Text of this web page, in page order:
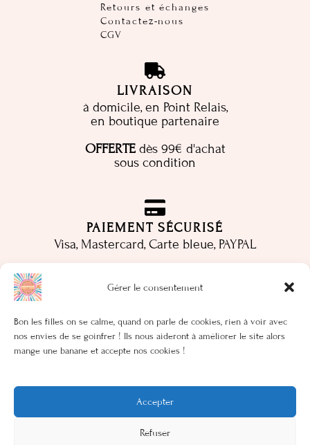
Gérer le consentement
Bon les filles on se calme, quand on parle de cookies, rien à voir avec
nos envies de se goinfrer ! Ils nous aideront à améliorer le site alors
mange une banane et accepte nos cookies !
Accepter
Refuser
Retours et échanges
Contactez-nous
CGV
LIVRAISON
à domicile, en Point Relais,
en boutique partenaire
OFFERTEdès 99€ d'achat
sous condition
PAIEMENT SÉCURISÉ
Visa, Mastercard, Carte bleue, PAYPAL
Rendez-vous un Mardi sur deux via Instagram et
Facebook pour nos lives entre copines